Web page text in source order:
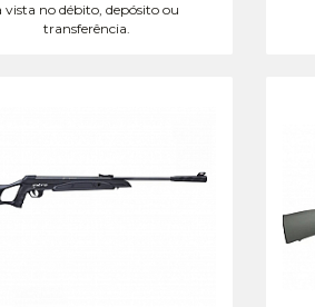
vista no débito, depósito ou
transferência.